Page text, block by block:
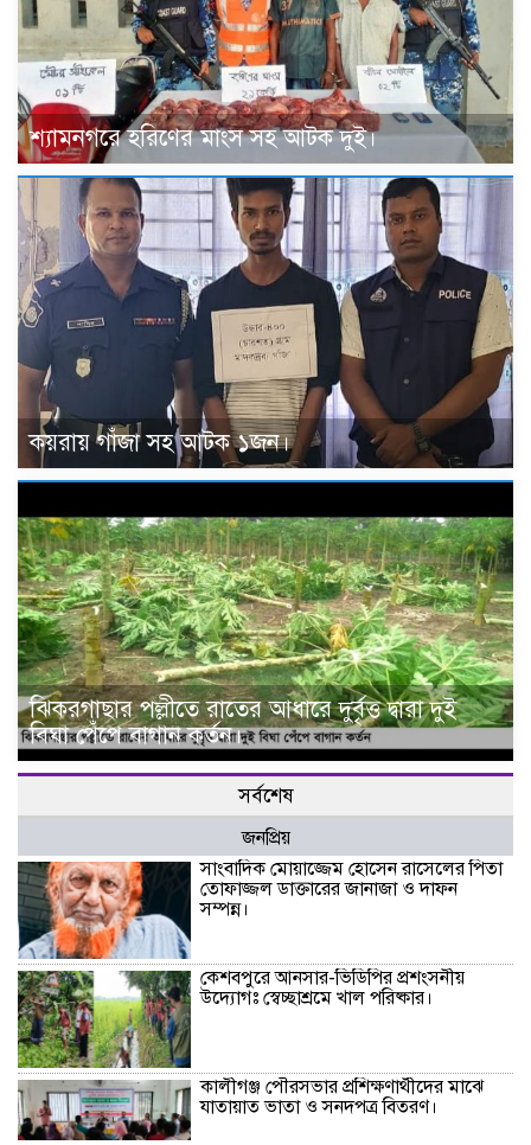
শ্যামনগরে হরিণের মাংস সহ আটক দুই।
কয়রায় গাঁজা সহ আটক ১জন।
ঝিকরগাছার পল্লীতে রাতের আধারে দুর্বৃত্ত দ্বারা দুই
বিঘা পেঁপে বাগান কর্তন।
সর্বশেষ
জনপ্রিয়
সাংবাদিক মোয়াজ্জেম হোসেন রাসেলের পিতা
তোফাজ্জল ডাক্তারের জানাজা ও দাফন
সম্পন্ন।
কেশবপুরে আনসার-ভিডিপির প্রশংসনীয়
উদ্যোগঃ স্বেচ্ছাশ্রমে খাল পরিষ্কার।
কালীগঞ্জ পৌরসভার প্রশিক্ষণার্থীদের মাঝে
যাতায়াত ভাতা ও সনদপত্র বিতরণ।